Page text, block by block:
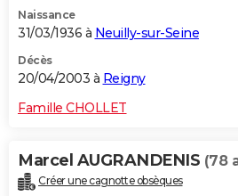
Naissance
31/03/1936 à Neuilly-sur-Seine
Décès
20/04/2003 à Reigny
Famille CHOLLET
Marcel AUGRANDENIS (78
Créer une cagnotte obsèques